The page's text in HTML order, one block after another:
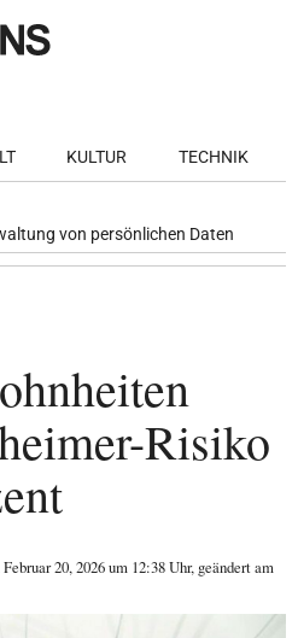
KULTUR TECHNIK
von persönlichen Daten
Risiko
Februar 20, 2026um 12:38 Uhr, geändert am